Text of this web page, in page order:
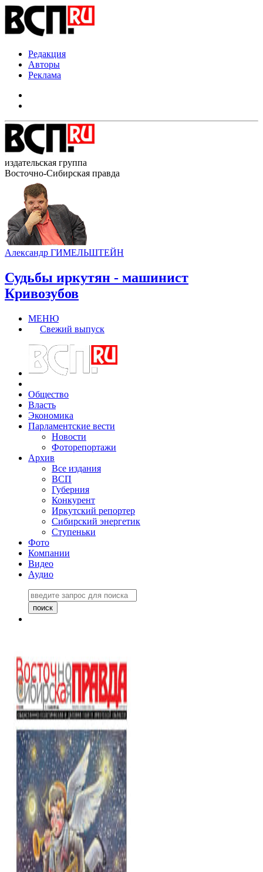
Редакция
Авторы
Реклама
издательская группа
Восточно-Сибирская правда
Александр ГИМЕЛЬШТЕЙН
Судьбы иркутян - машинист
Кривозубов
МЕНЮ
Свежий выпуск
Общество
Власть
Экономика
Парламентские вести
Новости
Фоторепортажи
Архив
Все издания
ВСП
Губерния
Конкурент
Иркутский репортер
Сибирский энергетик
Ступеньки
Фото
Компании
Видео
Аудио